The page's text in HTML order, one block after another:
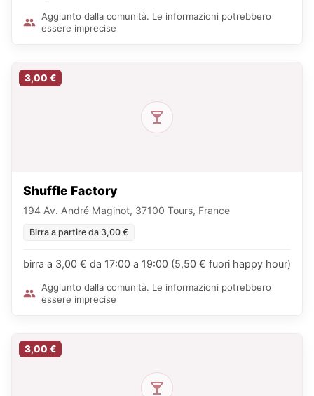
Aggiunto dalla comunità. Le informazioni potrebbero
essere imprecise
3,00 €
Shuffle Factory
194 Av. André Maginot, 37100 Tours, France
Birra a partire da 3,00 €
birra a 3,00 € da 17:00 a 19:00 (5,50 € fuori happy hour)
Aggiunto dalla comunità. Le informazioni potrebbero
essere imprecise
3,00 €